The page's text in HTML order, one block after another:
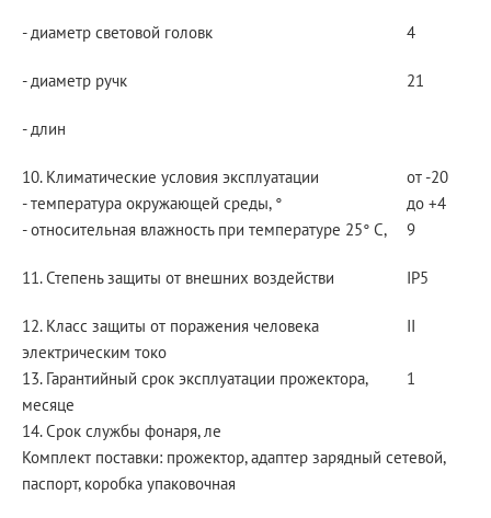
- диаметр световой головк
- диаметр ручк
- длин
4
21
10. Климатические условия эксплуатации
- температура окружающей среды, °
- относительная влажность при температуре 25° С,
от -20
до +4
9
11. Степень защиты от внешних воздействи IP5
12. Класс защиты от поражения человека
электрическим токо
II
13. Гарантийный срок эксплуатации прожектора,
месяце
1
14. Срок службы фонаря, ле
Комплект поставки: прожектор, адаптер зарядный сетевой,
паспорт, коробка упаковочная